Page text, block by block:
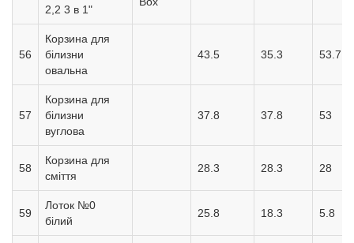
2,2 3 в 1"
56
Корзина для
білизни
овальна
43.5 35.3 53.7
57
Корзина для
білизни
вуглова
37.8 37.8 53
58
Корзина для
сміття
28.3 28.3 28
59
Лоток №0
білий
25.8 18.3 5.8